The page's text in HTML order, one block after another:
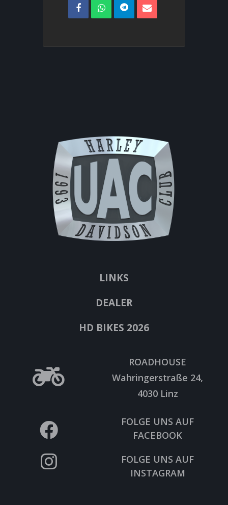
LINKS
DEALER
HD BIKES 2026
ROADHOUSE
Wahringerstraße 24,
4030 Linz
FOLGE UNS AUF
FACEBOOK
FOLGE UNS AUF
INSTAGRAM